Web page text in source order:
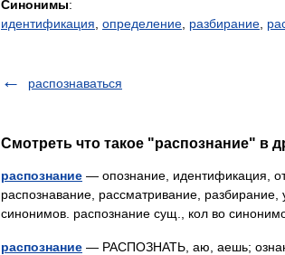
Синонимы:
идентификация определение разбирание
распознаваться
Смотреть что такое "распознание" в
распознание — опознание, идентификация,
распознавание, рассматривание,
синонимов. распознание сущ., кол во
распознание — РАСПОЗНАТЬ, аю, аешь;